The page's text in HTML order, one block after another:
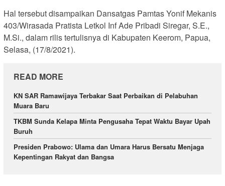
Hal tersebut disampaikan Dansatgas Pamtas Yonif Mekanis
403/Wirasada Pratista Letkol Inf Ade Pribadi Siregar, S.E.,
M.Si., dalam rilis tertulisnya di Kabupaten Keerom, Papua,
Selasa, (17/8/2021).
READ MORE
KN SAR Ramawijaya Terbakar Saat Perbaikan di Pelabuhan
Muara Baru
TKBM Sunda Kelapa Minta Pengusaha Tepat Waktu Bayar Upah
Buruh
Presiden Prabowo: Ulama dan Umara Harus Bersatu Menjaga
Kepentingan Rakyat dan Bangsa